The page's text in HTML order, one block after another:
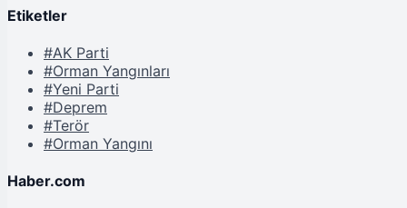
Etiketler
#AK Parti
#Orman Yangınları
#Yeni Parti
#Deprem
#Terör
#Orman Yangını
Haber.com